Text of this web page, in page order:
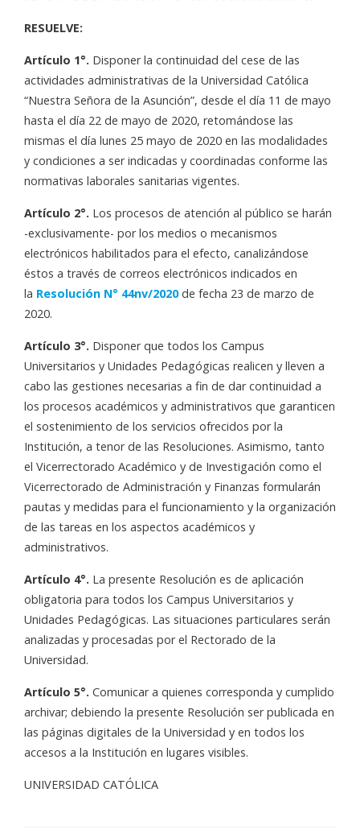
RESUELVE:
Artículo 1°. Disponer la continuidad del cese de las
actividades administrativas de la Universidad Católica
“Nuestra Señora de la Asunción”, desde el día 11 de mayo
hasta el día 22 de mayo de 2020, retomándose las
mismas el día lunes 25 mayo de 2020 en las modalidades
y condiciones a ser indicadas y coordinadas conforme las
normativas laborales sanitarias vigentes.
Artículo 2°. Los procesos de atención al público se harán
-exclusivamente- por los medios o mecanismos
electrónicos habilitados para el efecto, canalizándose
éstos a través de correos electrónicos indicados en
la Resolución N° 44nv/2020de fecha 23 de marzo de
2020.
Artículo 3°. Disponer que todos los Campus
Universitarios y Unidades Pedagógicas realicen y lleven a
cabo las gestiones necesarias a fin de dar continuidad a
los procesos académicos y administrativos que garanticen
el sostenimiento de los servicios ofrecidos por la
Institución, a tenor de las Resoluciones. Asimismo, tanto
el Vicerrectorado Académico y de Investigación como el
Vicerrectorado de Administración y Finanzas formularán
pautas y medidas para el funcionamiento y la organización
de las tareas en los aspectos académicos y
administrativos.
Artículo 4°. La presente Resolución es de aplicación
obligatoria para todos los Campus Universitarios y
Unidades Pedagógicas. Las situaciones particulares serán
analizadas y procesadas por el Rectorado de la
Universidad.
Artículo 5°. Comunicar a quienes corresponda y cumplido
archivar; debiendo la presente Resolución ser publicada en
las páginas digitales de la Universidad y en todos los
accesos a la Institución en lugares visibles.
UNIVERSIDAD CATÓLICA